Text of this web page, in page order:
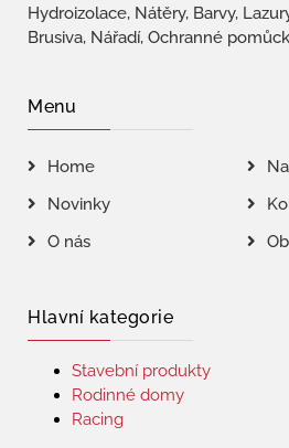
Hydroizolace, Nátěry, Barvy,
Brusiva, Nářadí, Ochranné
Menu
Home
Novinky
O nás
Hlavní kategorie
Stavební produkty
Rodinné domy
Racing